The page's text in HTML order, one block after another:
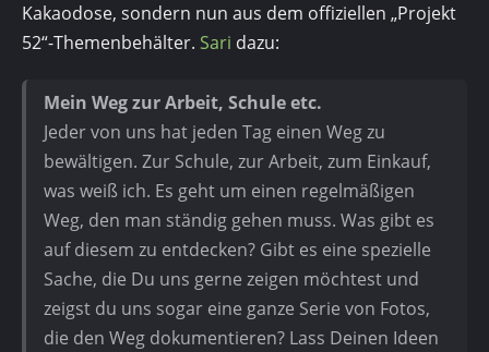
Kakaodose, sondern nun aus dem offiziellen „Projekt
52“-Themenbehälter. Sari dazu:
Mein Weg zur Arbeit, Schule etc.
Jeder von uns hat jeden Tag einen Weg zu
bewältigen. Zur Schule, zur Arbeit, zum Einkauf,
was weiß ich. Es geht um einen regelmäßigen
Weg, den man ständig gehen muss. Was gibt es
auf diesem zu entdecken? Gibt es eine spezielle
Sache, die Du uns gerne zeigen möchtest und
zeigst du uns sogar eine ganze Serie von Fotos,
die den Weg dokumentieren? Lass Deinen Ideen